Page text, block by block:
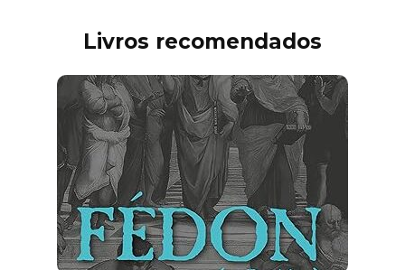
Livros recomendados